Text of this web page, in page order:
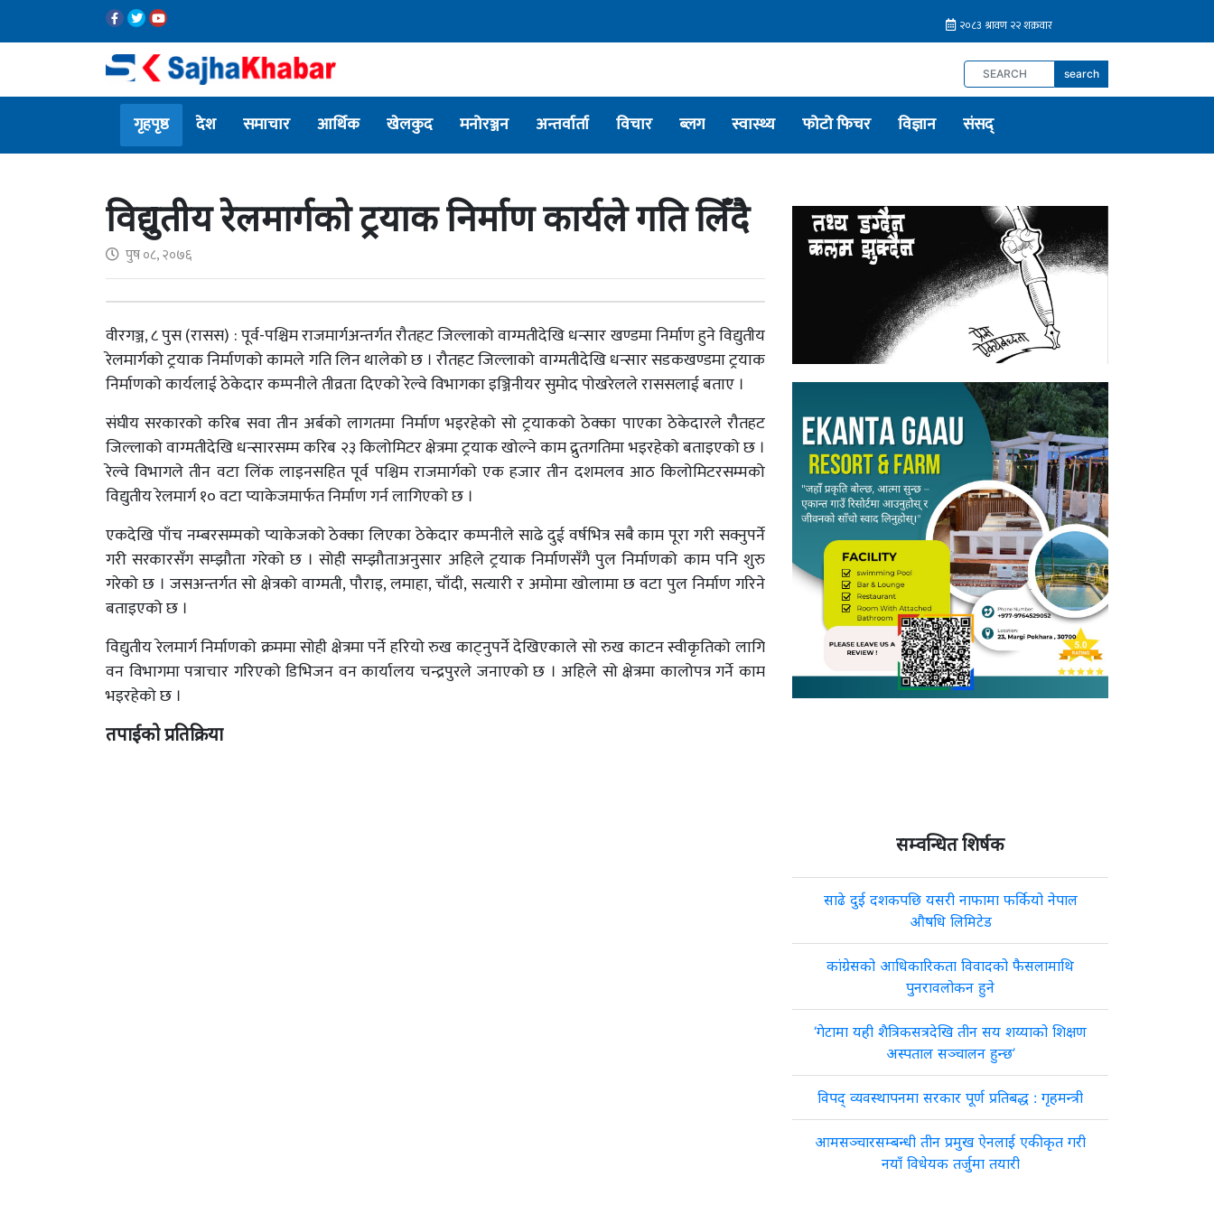
search
गृहपृष्ठ देश समाचार आर्थिक खेलकुद मनोरञ्जन अन्तर्वार्ता विचार ब्लग स्वास्थ्य फोटो फिचर विज्ञान संसद्
विद्युतीय रेलमार्गको ट्रयाक निर्माण कार्यले गति लिँदै
पुष ०८, २०७६
वीरगञ्ज, ८ पुस (रासस) : पूर्व-पश्चिम राजमार्गअन्तर्गत रौतहट जिल्लाको वाग्मतीदेखि धन्सार खण्डमा निर्माण हुने विद्युतीय
रेलमार्गको ट्रयाक निर्माणको कामले गति लिन थालेको छ । रौतहट जिल्लाको वाग्मतीदेखि धन्सार सडकखण्डमा ट्रयाक
निर्माणको कार्यलाई ठेकेदार कम्पनीले तीव्रता दिएको रेल्वे विभागका इञ्जिनीयर सुमोद पोखरेलले राससलाई बताए ।
संघीय सरकारको करिब सवा तीन अर्बको लागतमा निर्माण भइरहेको सो ट्रयाकको ठेक्का पाएका ठेकेदारले रौतहट
जिल्लाको वाग्मतीदेखि धन्सारसम्म करिब २३ किलोमिटर क्षेत्रमा ट्रयाक खोल्ने काम द्रुतगतिमा भइरहेको बताइएको छ ।
रेल्वे विभागले तीन वटा लिंक लाइनसहित पूर्व पश्चिम राजमार्गको एक हजार तीन दशमलव आठ किलोमिटरसम्मको
विद्युतीय रेलमार्ग १० वटा प्याकेजमार्फत निर्माण गर्न लागिएको छ ।
एकदेखि पाँच नम्बरसम्मको प्याकेजको ठेक्का लिएका ठेकेदार कम्पनीले साढे दुई वर्षभित्र सबै काम पूरा गरी सक्नुपर्ने
गरी सरकारसँग सम्झौता गरेको छ । सोही सम्झौताअनुसार अहिले ट्रयाक निर्माणसँगै पुल निर्माणको काम पनि शुरु
गरेको छ । जसअन्तर्गत सो क्षेत्रको वाग्मती, पौराइ, लमाहा, चाँदी, सत्यारी र अमोमा खोलामा छ वटा पुल निर्माण गरिने
बताइएको छ ।
विद्युतीय रेलमार्ग निर्माणको क्रममा सोही क्षेत्रमा पर्ने हरियो रुख काट्नुपर्ने देखिएकाले सो रुख काटन स्वीकृतिको लागि
वन विभागमा पत्राचार गरिएको डिभिजन वन कार्यालय चन्द्रपुरले जनाएको छ । अहिले सो क्षेत्रमा कालोपत्र गर्ने काम
भइरहेको छ ।
तपाईको प्रतिक्रिया
सम्वन्धित शिर्षक
साढे दुई दशकपछि यसरी नाफामा फर्कियो नेपाल
औषधि लिमिटेड
कांग्रेसको आधिकारिकता विवादको फैसलामाथि
पुनरावलोकन हुने
‘गेटामा यही शैत्रिकसत्रदेखि तीन सय शय्याको शिक्षण
अस्पताल सञ्चालन हुन्छ’
विपद् व्यवस्थापनमा सरकार पूर्ण प्रतिबद्ध : गृहमन्त्री
आमसञ्चारसम्बन्धी तीन प्रमुख ऐनलाई एकीकृत गरी
नयाँ विधेयक तर्जुमा तयारी